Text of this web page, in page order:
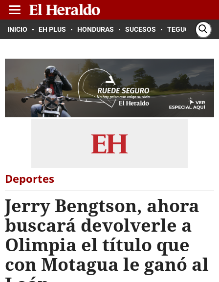
INICIO EH PLUS HONDURAS SUCESOS TEGUCIGALPA
Deportes
Jerry Bengtson, ahora
buscará devolverle a
Olimpia el título que
con Motagua le ganó al